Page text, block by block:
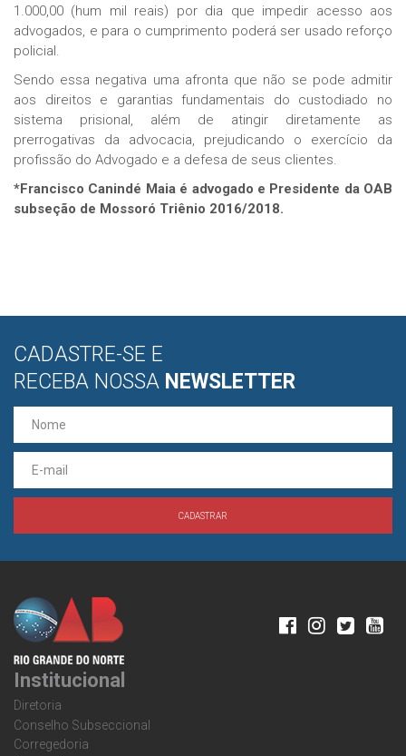
1.000,00 (hum mil reais) por dia que impedir acesso aos
advogados, e para o cumprimento poderá ser usado reforço
policial.
Sendo essa negativa uma afronta que não se pode admitir
aos direitos e garantias fundamentais do custodiado no
sistema prisional, além de atingir diretamente as
prerrogativas da advocacia, prejudicando o exercício da
profissão do Advogado e a defesa de seus clientes.
*Francisco Canindé Maia é advogado e Presidente da OAB
subseção de Mossoró Triênio 2016/2018.
CADASTRE-SE E
RECEBA NOSSA NEWSLETTER
Institucional
Diretoria
Conselho Subseccional
Corregedoria